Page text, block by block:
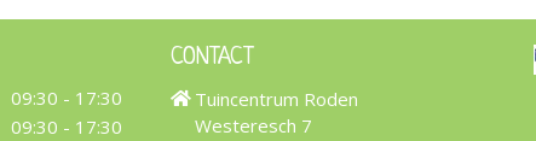
09:30 - 17:30
09:30 - 17:30
CONTACT
Tuincentrum Roden
Westeresch 7